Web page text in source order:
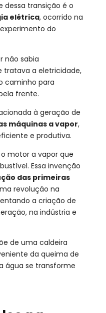
dessa transição é o
elétrica, ocorrido na
do
não sabia
tratava a eletricidade,
caminho para
frente.
à geração de
máquinas a vapor,
e produtiva.
motor a vapor que
Essa invenção
das primeiras
revolução na
a criação de
na indústria e
de uma caldeira
da queima de
água se transforme